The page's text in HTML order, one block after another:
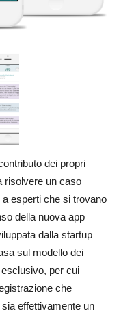
dei propri
risolvere un caso
esperti che si trovano
della nuova app
dalla startup
sul modello dei
per cui
che
effettivamente un